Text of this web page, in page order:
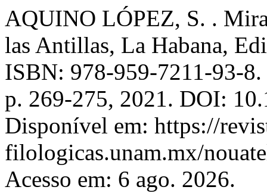
AQUINO LÓPEZ, S. .
las Antillas, La Habana,
ISBN: 978-959-7211-93-8.
p. 269-275, 2021. DOI:
Disponível em: https://
filologicas.unam.mx/
Acesso em: 6 ago. 2026.